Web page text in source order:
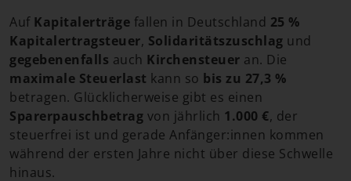
Auf Kapitalerträge fallen in Deutschland 25 %
Kapitalertragsteuer, Solidaritätszuschlag und
gegebenenfalls auch Kirchensteuer an. Die
maximale Steuerlast kann so bis zu 27,3 %
betragen. Glücklicherweise gibt es einen
Sparerpauschbetrag von jährlich 1.000 €, der
steuerfrei ist und gerade Anfänger:innen kommen
während der ersten Jahre nicht über diese Schwelle
hinaus.